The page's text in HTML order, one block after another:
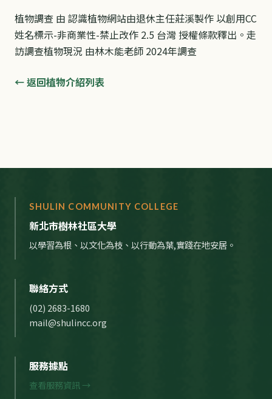
植物調查 由 認識植物網站由退休主任莊溪製作 以創用CC
姓名標示-非商業性-禁止改作 2.5 台灣 授權條款釋出。走
訪調查植物現況 由林木能老師 2024年調查
← 返回植物介紹列表
SHULIN COMMUNITY COLLEGE
新北市樹林社區大學
以學習為根、以文化為枝、以行動為葉,實踐在地安居。
聯絡方式
(02) 2683-1680
mail@shulincc.org
服務據點
查看服務資訊 →